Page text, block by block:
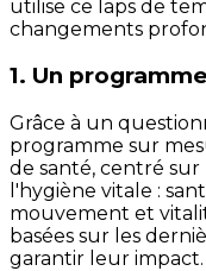
utilise ce laps de
changements
1. Un
Grâce à un
programme sur
de santé, centré sur
l'hygiène vitale :
mouvement et
basées sur les
garantir leur impact.